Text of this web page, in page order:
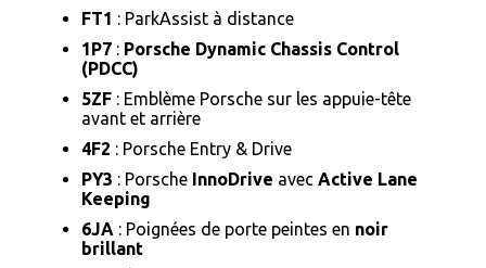
FT1 : ParkAssist à distance
1P7 : Porsche Dynamic Chassis Control
(PDCC)
5ZF : Emblème Porsche sur les appuie-tête
avant et arrière
4F2 : Porsche Entry & Drive
PY3 : Porsche InnoDrive avec Active Lane
Keeping
6JA : Poignées de porte peintes en noir
brillant